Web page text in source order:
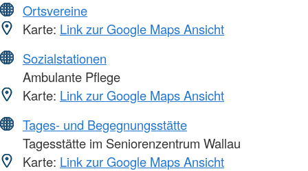
Ortsvereine
Karte: Link zur Google Maps Ansicht
Sozialstationen
Ambulante Pflege
Karte: Link zur Google Maps Ansicht
Tages- und Begegnungsstätte
Tagesstätte im Seniorenzentrum Wallau
Karte: Link zur Google Maps Ansicht